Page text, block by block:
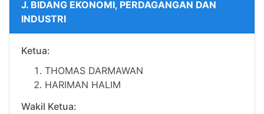
J. BIDANG EKONOMI, PERDAGANGAN DAN
INDUSTRI
Ketua:
THOMAS DARMAWAN
HARIMAN HALIM
Wakil Ketua: